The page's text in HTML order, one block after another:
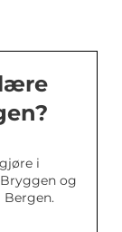
i
og
Bergen.